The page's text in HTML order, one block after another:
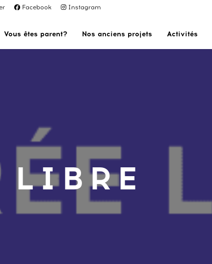
Facebook Instagram
Vous êtes parent? Nos anciens projets Activités
LIBRE